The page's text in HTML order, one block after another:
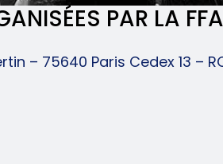
PAR LA FFA
– 75640 Paris Cedex 13 –